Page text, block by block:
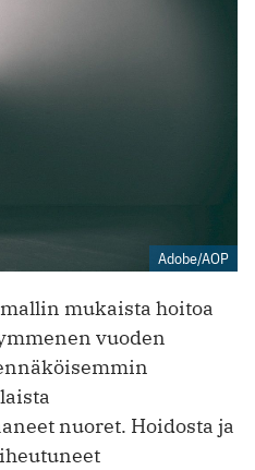
Adobe/AOP
mukaista hoitoa
vuoden
nuoret. Hoidosta ja